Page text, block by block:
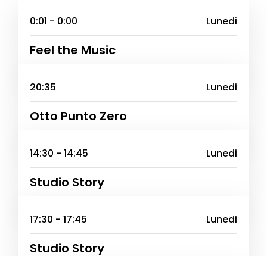
0:01 - 0:00 Lunedi
Feel the Music
20:35 Lunedi
Otto Punto Zero
14:30 - 14:45 Lunedi
Studio Story
17:30 - 17:45 Lunedi
Studio Story